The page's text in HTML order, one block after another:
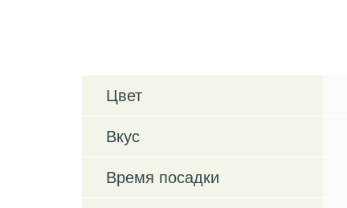
Цвет
Вкус
Время посадки